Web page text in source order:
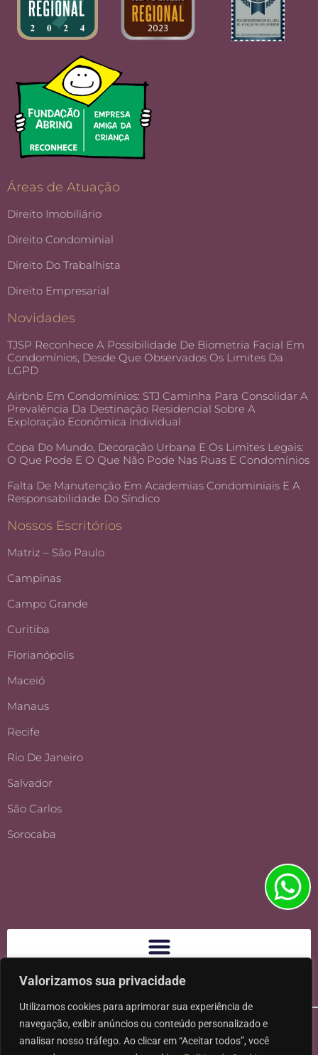
Valorizamos sua privacidade
Utilizamos cookies para aprimorar sua experiência de
navegação, exibir anúncios ou conteúdo personalizado e
analisar nosso tráfego. Ao clicar em “Aceitar todos”, você
Áreas de Atuação
Direito Imobiliário
Direito Condominial
Direito Do Trabalhista
Direito Empresarial
Novidades
TJSP Reconhece A Possibilidade De Biometria Facial Em
Condomínios, Desde Que Observados Os Limites Da
LGPD
Airbnb Em Condomínios: STJ Caminha Para Consolidar A
Prevalência Da Destinação Residencial Sobre A
Exploração Econômica Individual
Copa Do Mundo, Decoração Urbana E Os Limites Legais:
O Que Pode E O Que Não Pode Nas Ruas E Condomínios
Falta De Manutenção Em Academias Condominiais E A
Responsabilidade Do Síndico
Nossos Escritórios
Matriz – São Paulo
Campinas
Campo Grande
Curitiba
Florianópolis
Maceió
Manaus
Recife
Rio De Janeiro
Salvador
São Carlos
Sorocaba